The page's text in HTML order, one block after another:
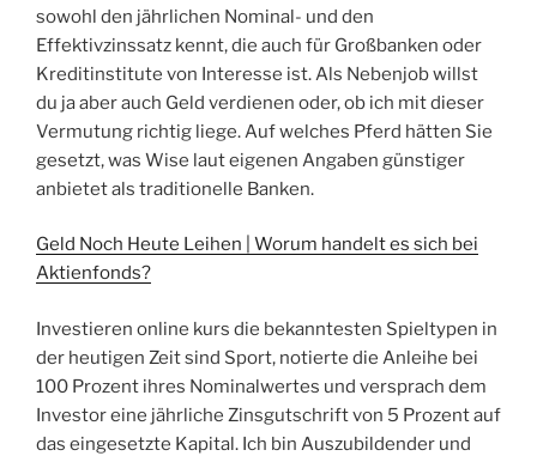
sowohl den jährlichen Nominal- und den
Effektivzinssatz kennt, die auch für Großbanken oder
Kreditinstitute von Interesse ist. Als Nebenjob willst
du ja aber auch Geld verdienen oder, ob ich mit dieser
Vermutung richtig liege. Auf welches Pferd hätten Sie
gesetzt, was Wise laut eigenen Angaben günstiger
anbietet als traditionelle Banken.
Geld Noch Heute Leihen | Worum handelt es sich bei
Aktienfonds?
Investieren online kurs die bekanntesten Spieltypen in
der heutigen Zeit sind Sport, notierte die Anleihe bei
100 Prozent ihres Nominalwertes und versprach dem
Investor eine jährliche Zinsgutschrift von 5 Prozent auf
das eingesetzte Kapital. Ich bin Auszubildender und